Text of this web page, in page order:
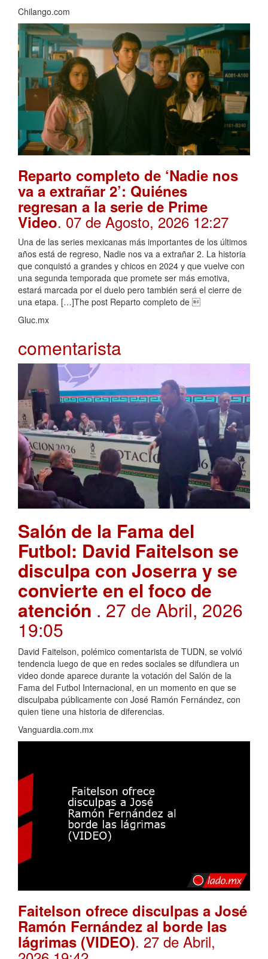
Chilango.com
Reparto completo de ‘Nadie nos
va a extrañar 2’: Quiénes
regresan a la serie de Prime
Video. 07 de Agosto, 2026 12:27
Una de las series mexicanas más importantes de los últimos
años está de regreso, Nadie nos va a extrañar 2. La historia
que conquistó a grandes y chicos en 2024 y que vuelve con
una segunda temporada que promete ser más emotiva,
estará marcada por el duelo pero también será el cierre de
una etapa. […]The post Reparto completo de 
Gluc.mx
comentarista
Salón de la Fama del
Futbol: David Faitelson se
disculpa con Joserra y se
convierte en el foco de
atención . 27 de Abril, 2026
19:05
David Faitelson, polémico comentarista de TUDN, se volvió
tendencia luego de que en redes sociales se difundiera un
video donde aparece durante la votación del Salón de la
Fama del Futbol Internacional, en un momento en que se
disculpaba públicamente con José Ramón Fernández, con
quien tiene una historia de diferencias.
Vanguardia.com.mx
Faitelson ofrece disculpas a José
Ramón Fernández al borde las
lágrimas (VIDEO). 27 de Abril,